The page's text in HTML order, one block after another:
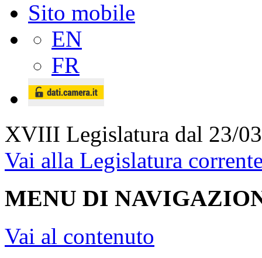
Sito mobile
EN
FR
XVIII Legislatura dal 23/
Vai alla Legislatura
MENU DI
Vai al contenuto